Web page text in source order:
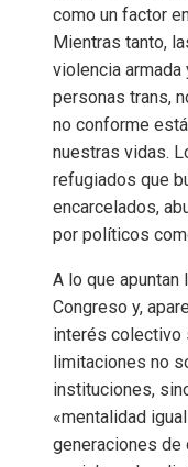
como un factor
Mientras tanto,
violencia
personas trans,
no conforme
nuestras vidas.
refugiados que
encarcelados,
por políticos
A lo que apuntan
Congreso y,
interés colectivo
limitaciones no
instituciones,
«mentalidad
generaciones de